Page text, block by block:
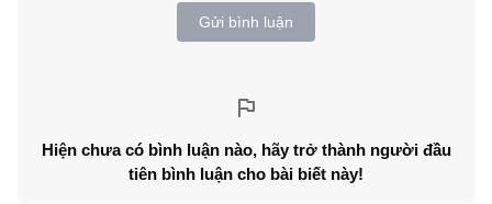
Gửi bình luận
Hiện chưa có bình luận nào, hãy trở thành người đầu
tiên bình luận cho bài biết này!